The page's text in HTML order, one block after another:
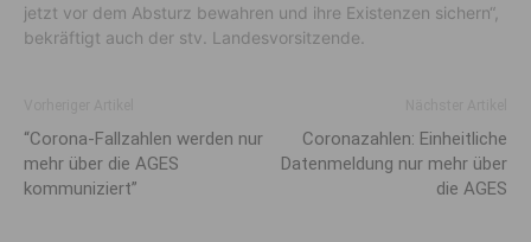
jetzt vor dem Absturz bewahren und ihre Existenzen sichern“,
bekräftigt auch der stv. Landesvorsitzende.
“Corona-Fall­zahlen werden nur
mehr über die AGES
kommuniziert”
Coronazahlen: Einheitliche
Datenmeldung nur mehr über
die AGES